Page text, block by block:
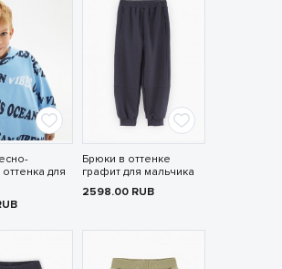
для
Брюки в оттенке
графит для мальчика
2598.00 RUB